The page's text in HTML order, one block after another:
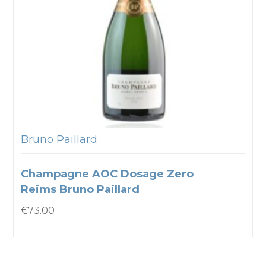
Bruno Paillard
Champagne AOC Dosage Zero
Reims Bruno Paillard
€73.00